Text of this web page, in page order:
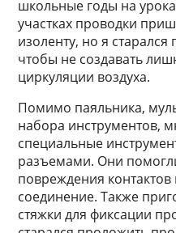
школьные годы на
участках проводки
изоленту, но я
чтобы не создавать
циркуляции воздуха.
Помимо паяльника,
набора инструментов,
специальные
разъемами. Они
повреждения
соединение. Также
стяжки для фиксации